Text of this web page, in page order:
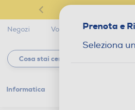
Negozi Volantini Servizi
Informatica
Prenota e
Seleziona